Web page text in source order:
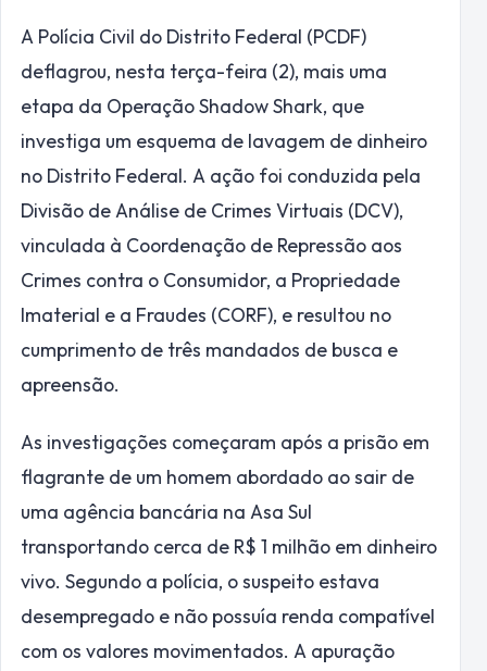
A Polícia Civil do Distrito Federal (PCDF)
deflagrou, nesta terça-feira (2), mais uma
etapa da Operação Shadow Shark, que
investiga um esquema de lavagem de dinheiro
no Distrito Federal. A ação foi conduzida pela
Divisão de Análise de Crimes Virtuais (DCV),
vinculada à Coordenação de Repressão aos
Crimes contra o Consumidor, a Propriedade
Imaterial e a Fraudes (CORF), e resultou no
cumprimento de três mandados de busca e
apreensão.
As investigações começaram após a prisão em
flagrante de um homem abordado ao sair de
uma agência bancária na Asa Sul
transportando cerca de R$ 1 milhão em dinheiro
vivo. Segundo a polícia, o suspeito estava
desempregado e não possuía renda compatível
com os valores movimentados. A apuração